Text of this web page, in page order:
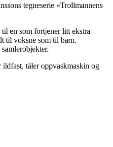
tegneserie «Trollmannens
en som fortjener litt ekstra
til voksne som til barn.
tåler oppvaskmaskin og